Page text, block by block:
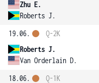
Zhu E.
Roberts J.
19.06.
Roberts J.
Van Orderlain D.
Q-2K
18.06.
Q-1K